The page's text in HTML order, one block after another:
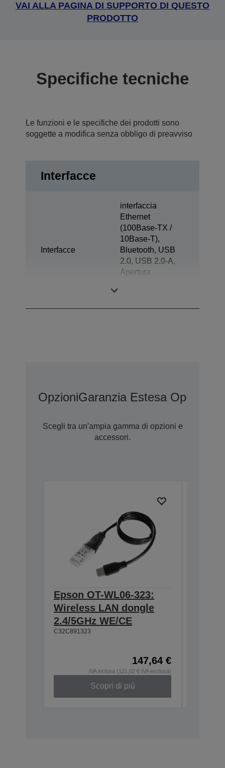
VAI ALLA PAGINA DI SUPPORTO DI QUESTO
PRODOTTO
Specifiche tecniche
Le funzioni e le specifiche dei prodotti sono
soggette a modifica senza obbligo di preavviso
Interfacce
Interfacce
interfaccia
Ethernet
(100Base-TX /
10Base-T),
Bluetooth, USB
2.0, USB 2.0-A,
Apertura
OpzioniGaranzia Estesa
Scegli tra un'ampia gamma di opzioni e
accessori.
Epson OT-WL06-323:
Wireless LAN dongle
2.4/5GHz WE/CE
C32C891323
147,64 €
IVA inclusa (121,02 € IVA esclusa)
Scopri di più